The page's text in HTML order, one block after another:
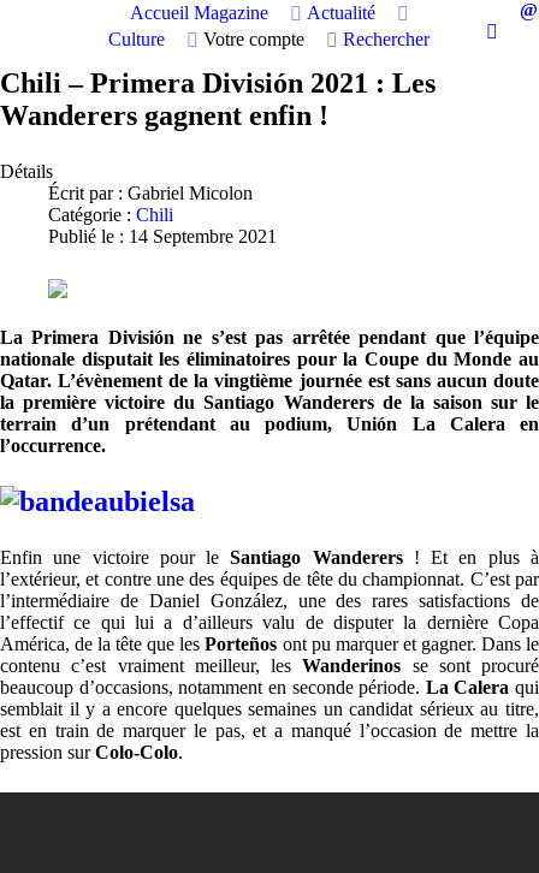
Accueil Magazine
Actualité
Culture
Votre compte Rechercher
Chili – Primera División 2021 : Les
Wanderers gagnent enfin !
Détails
Écrit par : Gabriel Micolon
Catégorie : Chili
Publié le : 14 Septembre 2021
La Primera División ne s’est pas arrêtée pendant que l’équipe
nationale disputait les éliminatoires pour la Coupe du Monde au
Qatar. L’évènement de la vingtième journée est sans aucun doute
la première victoire du Santiago Wanderers de la saison sur le
terrain d’un prétendant au podium, Unión La Calera en
l’occurrence.
Enfin une victoire pour leSantiago Wanderers! Et en plus à
l’extérieur, et contre une des équipes de tête du championnat. C’est par
l’intermédiaire de Daniel González, une des rares satisfactions de
l’effectif ce qui lui a d’ailleurs valu de disputer la dernière Copa
América, de la tête que lesPorteños ont pu marquer et gagner. Dans le
contenu c’est vraiment meilleur, lesWanderinos se sont procuré
beaucoup d’occasions, notamment en seconde période. La Calera qui
semblait il y a encore quelques semaines un candidat sérieux au titre,
est en train de marquer le pas, et a manqué l’occasion de mettre la
pression surColo-Colo.